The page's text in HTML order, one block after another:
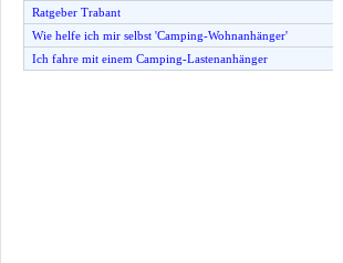
Ratgeber Trabant
Wie helfe ich mir selbst 'Camping-Wohnanhänger'
Ich fahre mit einem Camping-Lastenanhänger